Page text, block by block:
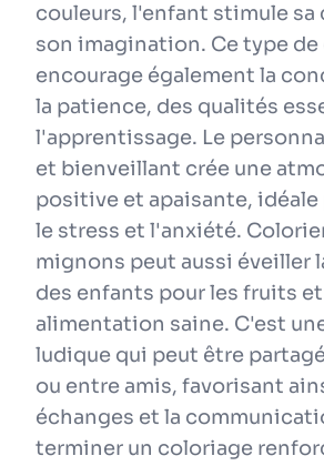
couleurs, l'enfant stimule
son imagination. Ce type
encourage également la
la patience, des qualités
l'apprentissage. Le
et bienveillant crée une
positive et apaisante,
le stress et l'anxiété.
mignons peut aussi éveiller
des enfants pour les fruits
alimentation saine. C'est
ludique qui peut être
ou entre amis, favorisant
échanges et la
terminer un coloriage